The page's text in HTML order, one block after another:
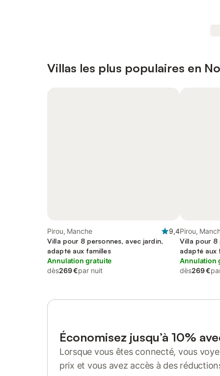
Villas les plus populaires en
Pirou, Manche
9,4
Villa pour 8 personnes, avec jardin,
adapté aux familles
Annulation gratuite
dès269 €par nuit
Pirou,
Villa pour 8
adapté aux
Annulation
dès269 €
Économisez jusqu’à 10%
Lorsque vous êtes connecté, vous
prix et vous avez accès à des